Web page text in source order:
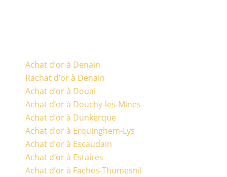
Achat d’or à Denain
Rachat d’or à Denain
Achat d’or à Douai
Achat d’or à Douchy-les-Mines
Achat d’or à Dunkerque
Achat d’or à Erquinghem-Lys
Achat d’or à Escaudain
Achat d’or à Estaires
Achat d’or à Faches-Thumesnil